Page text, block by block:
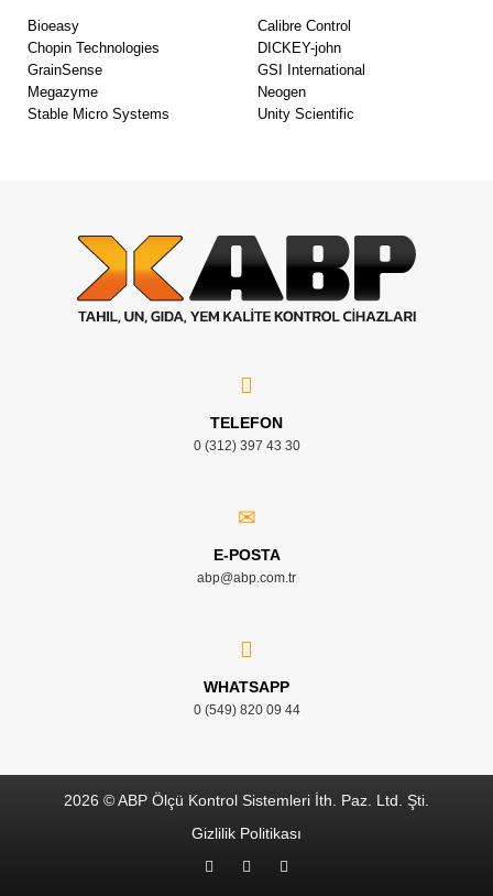
Bioeasy
Calibre Control
Chopin Technologies
DICKEY-john
GrainSense
GSI International
Megazyme
Neogen
Stable Micro Systems
Unity Scientific
TELEFON
0 (312) 397 43 30
E-POSTA
abp@abp.com.tr
WHATSAPP
0 (549) 820 09 44
2026 © ABP Ölçü Kontrol Sistemleri İth. Paz. Ltd. Şti.
Gizlilik Politikası